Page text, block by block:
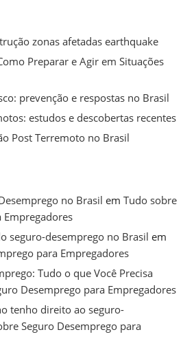
zonas afetadas earthquake
Preparar e Agir em Situações
prevenção e respostas no Brasil
estudos e descobertas recentes
Post Terremoto no Brasil
no Brasil em Tudo sobre
Empregadores
seguro-desemprego no Brasil em
para Empregadores
Tudo o que Você Precisa
Desemprego para Empregadores
tenho direito ao seguro-
Seguro Desemprego para